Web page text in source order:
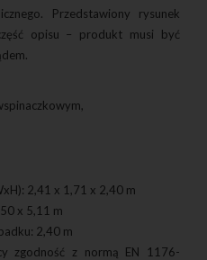
Przedstawiony rysunek
opisu – produkt musi być
2,41 x 1,71 x 2,40 m
x 5,11 m
2,40 m
zgodność z normą EN 1176-